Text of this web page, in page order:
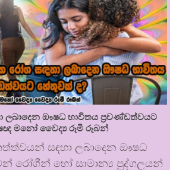
ලබාදෙන ඖෂධ භාවිතය ප්‍රචණ්ඩත්වයට
මනෝ වෛද්‍ය රූමි රූබන්
සඳහා ලබාදෙන ඖෂධ
රෝගීන් හෝ සාමාන්‍ය පුද්ගලයන්